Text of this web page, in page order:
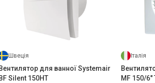
Швеція
Вентилятор для ванної Systemair
BF Silent 150HT
Італія
MF 150/6"